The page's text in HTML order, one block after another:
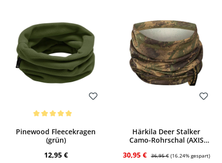
Bewerten
Pinewood Fleecekragen
(grün)
Regulärer Preis:
12,95 €
Härkila Deer Stalker
Camo-Rohrschal (AXIS
Verkaufspreis:
30,95 € Regulärer Preis:
36,95 € (16.24% gespart)